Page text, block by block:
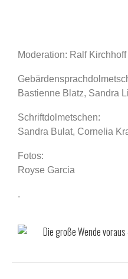
Moderation: Ralf Kirchhoff
Bastienne Blatz, Sandra
Schriftdolmetschen:
Sandra Bulat, Cornelia
Fotos:
Royse Garcia
.